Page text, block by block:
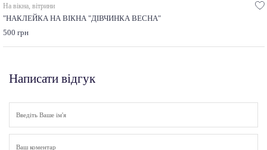
На вікна, вітрини
"НАКЛЕЙКА НА ВІКНА "ДІВЧИНКА ВЕСНА"
500 грн
Написати відгук